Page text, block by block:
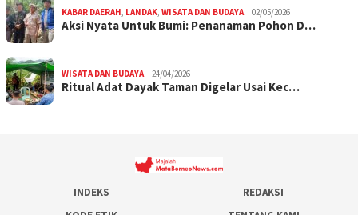
KABAR DAERAH LANDAK WISATA DAN BUDAYA 02/05/2026
Aksi Nyata Untuk Bumi: Penanaman Pohon D…
WISATA DAN BUDAYA 24/04/2026
Ritual Adat Dayak Taman Digelar Usai Kec…
INDEKS
REDAKSI